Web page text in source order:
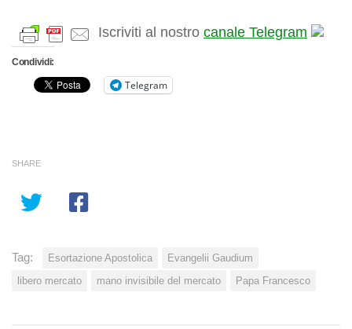
Iscriviti al nostro canale Telegram
Condividi:
Telegram
SHARE
Tag: Esortazione Apostolica
Evangelii Gaudium
libero mercato
mano invisibile del mercato Papa Francesco